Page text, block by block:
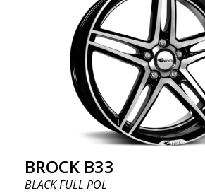
BROCK B33
BLACK FULL POL